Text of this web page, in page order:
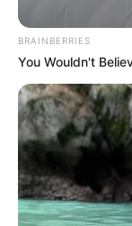
BRAINBERRIES
You Wouldn't